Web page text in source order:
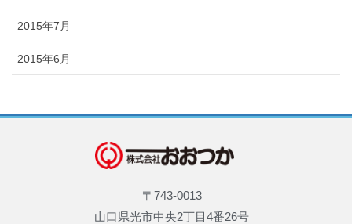
2015年7月
2015年6月
〒743-0013
山口県光市中央2丁目4番26号